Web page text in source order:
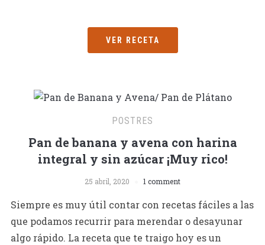
VER RECETA
POSTRES
Pan de banana y avena con harina
integral y sin azúcar ¡Muy rico!
25 abril, 2020 1 comment
Siempre es muy útil contar con recetas fáciles a las
que podamos recurrir para merendar o desayunar
algo rápido. La receta que te traigo hoy es un